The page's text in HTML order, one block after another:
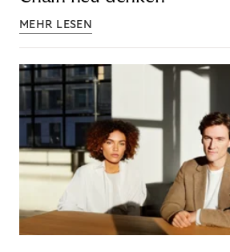
MEHR LESEN